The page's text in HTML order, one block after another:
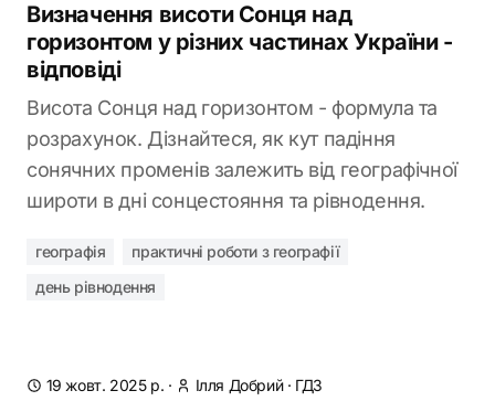
Визначення висоти Сонця над
горизонтом у різних частинах України -
відповіді
Висота Сонця над горизонтом - формула та
розрахунок. Дізнайтеся, як кут падіння
сонячних променів залежить від географічної
широти в дні сонцестояння та рівнодення.
географія
практичні роботи з географії
день рівнодення
19 жовт. 2025 р. · Ілля Добрий· ГДЗ